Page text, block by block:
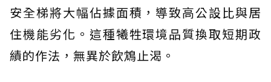
安全梯將大幅佔據面積，導致高公設比與居
住機能劣化。這種犧牲環境品質換取短期政
績的作法，無異於飲鴆止渴。